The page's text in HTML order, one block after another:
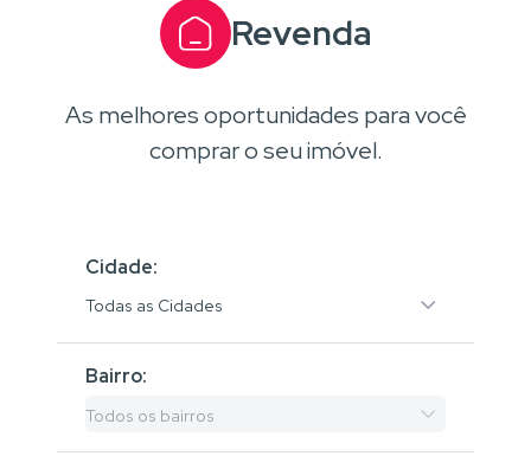
Revenda
As melhores oportunidades para você
comprar o seu imóvel.
Cidade:
Todas as Cidades
Bairro:
Todos os bairros